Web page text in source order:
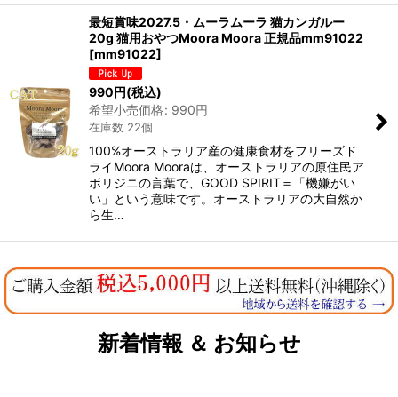
最短賞味2027.5・ムーラムーラ 猫カンガルー
20g 猫用おやつMoora Moora 正規品mm91022
[mm91022]
990円(税込)
希望小売価格: 990円
在庫数 22個
100%オーストラリア産の健康食材をフリーズド
ライMoora Mooraは、オーストラリアの原住民ア
ボリジニの言葉で、GOOD SPIRIT＝「機嫌がい
い」という意味です。オーストラリアの大自然か
ら生…
新着情報 ＆ お知らせ